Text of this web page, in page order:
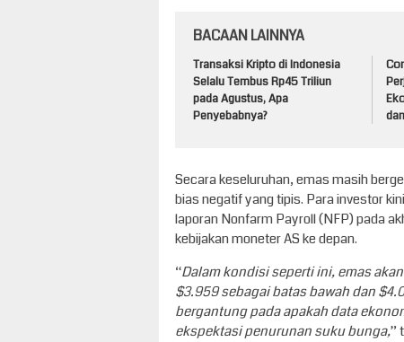
BACAAN LAINNYA
Transaksi Kripto di Indonesia
Selalu Tembus Rp45 Triliun
pada Agustus, Apa
Penyebabnya?
Secara keseluruhan, emas masih
bias negatif yang tipis. Para investor
laporan Nonfarm Payroll (NFP) pada
kebijakan moneter AS ke depan.
“Dalam kondisi seperti ini, emas
$3.959 sebagai batas bawah dan
bergantung pada apakah data
ekspektasi penurunan suku bunga,”